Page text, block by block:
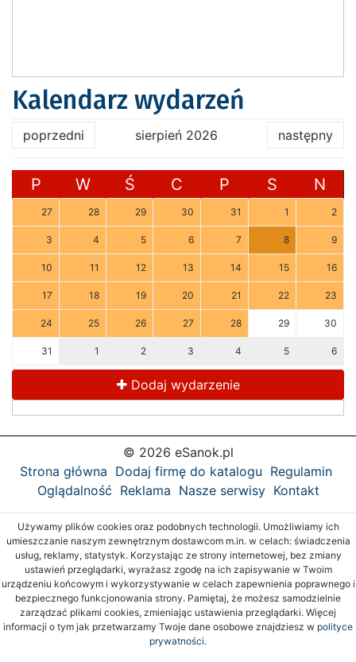
Kalendarz wydarzeń
poprzedni sierpień 2026 następny
P W Ś C P S N
27 28 29 30 31 1 2
3 4 5 6 7 8 9
10 11 12 13 14 15 16
17 18 19 20 21 22 23
24 25 26 27 28 29 30
31 1 2 3 4 5 6
Dodaj wydarzenie
© 2026 eSanok.pl
Strona główna Dodaj firmę do katalogu Regulamin
Oglądalność Reklama Nasze serwisy Kontakt
Używamy plików cookies oraz podobnych technologii. Umożliwiamy ich
umieszczanie naszym zewnętrznym dostawcom m.in. w celach: świadczenia
usług, reklamy, statystyk. Korzystając ze strony internetowej, bez zmiany
ustawień przeglądarki, wyrażasz zgodę na ich zapisywanie w Twoim
urządzeniu końcowym i wykorzystywanie w celach zapewnienia poprawnego i
bezpiecznego funkcjonowania strony. Pamiętaj, że możesz samodzielnie
zarządzać plikami cookies, zmieniając ustawienia przeglądarki. Więcej
informacji o tym jak przetwarzamy Twoje dane osobowe znajdziesz w polityce
prywatności.